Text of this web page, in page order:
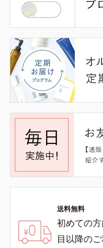
送料無料
初めての
目以降の